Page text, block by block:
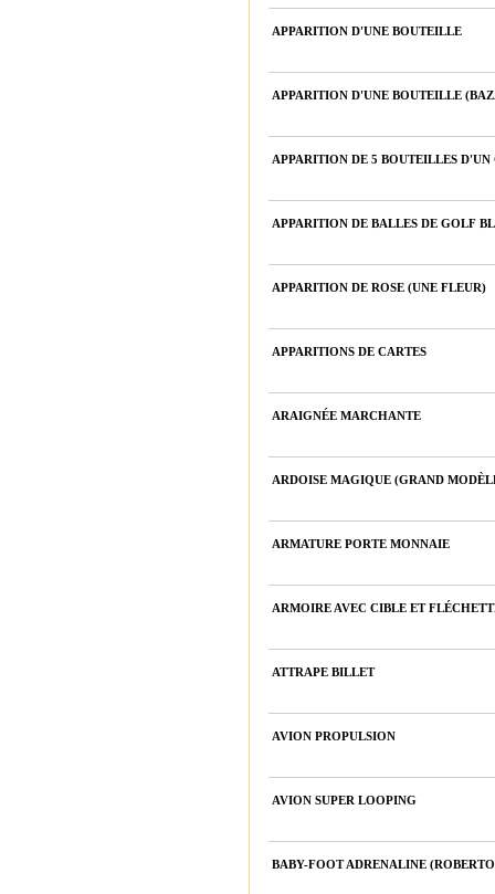
APPARITION D'UNE BOUTEILLE
APPARITION D'UNE BOUTEILLE
APPARITION DE 5 BOUTEILLES
APPARITION DE BALLES DE GOLF
APPARITION DE ROSE (UNE FLEUR)
APPARITIONS DE CARTES
ARAIGNÉE MARCHANTE
ARDOISE MAGIQUE (GRAND
ARMATURE PORTE MONNAIE
ARMOIRE AVEC CIBLE ET
ATTRAPE BILLET
AVION PROPULSION
AVION SUPER LOOPING
BABY-FOOT ADRENALINE